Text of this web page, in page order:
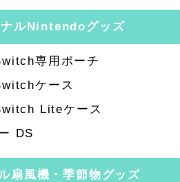
ナルNintendoグッズ
専用ポーチ
ケース
Liteケース
DS
扇風機・季節物グッズ